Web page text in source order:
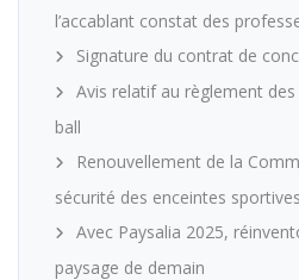
l’accablant constat des
Signature du contrat de
Avis relatif au règlement
ball
Renouvellement de la
sécurité des enceintes sportives
Avec Paysalia 2025,
paysage de demain